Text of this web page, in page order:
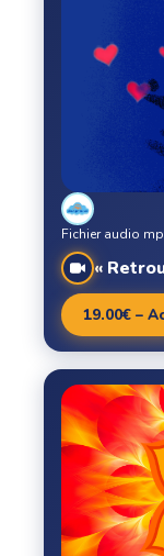
«
Fichier audio
19.00€ –